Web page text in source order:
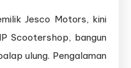
Jesco Motors, kini
Scootershop, bangun
ulung. Pengalaman